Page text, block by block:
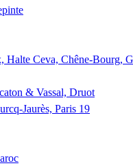
Halte Ceva, Chêne-Bourg,
& Vassal, Druot
Jaurès, Paris 19